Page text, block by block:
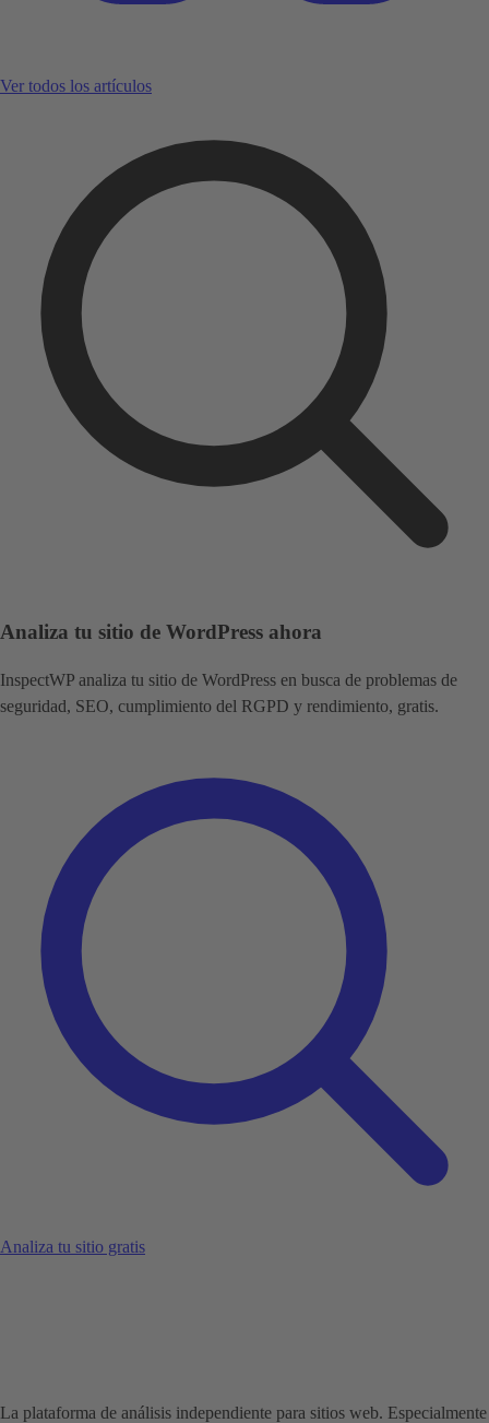
Ver todos los artículos
Analiza tu sitio de WordPress ahora
InspectWP analiza tu sitio de WordPress en busca de problemas de
seguridad, SEO, cumplimiento del RGPD y rendimiento, gratis.
Analiza tu sitio gratis
La plataforma de análisis independiente para sitios web. Especialmente